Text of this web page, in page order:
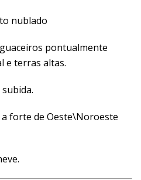
nublado
pontualmente
e terras altas.
forte de Oeste\Noroeste